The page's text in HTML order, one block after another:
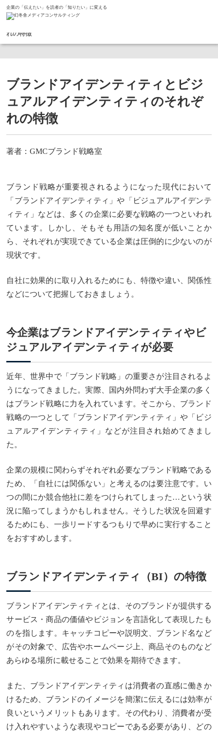
企業の「伝えたい」を読者の「知りたい」に変える
ホーム
コラム
ブランドアイデンティティとビジュアルアイデンティティのそれぞ
れの特徴
ブランドアイデンティティとビジ
ュアルアイデンティティのそれぞ
れの特徴
著者：GMCブランド戦略室
ブランド戦略が重要視されるようになった現代において
「ブランドアイデンティティ」や「ビジュアルアイデンテ
ィティ」などは、多くの企業に必要な戦略の一つといわれ
ています。しかし、そもそも用語の知名度が低いことか
ら、それぞれが実現できている企業は圧倒的に少ないのが
現状です。
自社に効果的に取り入れるためにも、特徴や違い、関係性
などについて把握しておきましょう。
今企業はブランドアイデンティティやビ
ジュアルアイデンティティが必要
近年、世界中で「ブランド戦略」の重要さが注目されるよ
うになってきました。実際、国内外問わず大手企業の多く
はブランド戦略に力を入れています。そこから、ブランド
戦略の一つとして「ブランドアイデンティティ」や「ビジ
ュアルアイデンティティ」などが注目され始めてきまし
た。
企業の規模に関わらずそれぞれ必要なブランド戦略である
ため、「自社には関係ない」と考えるのは要注意です。い
つの間にか競合他社に差をつけられてしまった…という状
況に陥ってしまうかもしれません。そうした状況を回避す
るためにも、一歩リードするつもりで早めに実行すること
をおすすめします。
ブランドアイデンティティ（BI）の特徴
ブランドアイデンティティとは、そのブランドが提供する
サービス・商品の価値やビジョンを言語化して表現したも
のを指します。キャッチコピーや説明文、ブランド名など
がその対象で、広告やホームページ上、商品そのものなど
あらゆる場所に載せることで効果を期待できます。
また、ブランドアイデンティティは消費者の直感に働きか
けるため、ブランドのイメージを簡潔に伝えるには効率が
良いというメリットもあります。その代わり、消費者が受
け入れやすいような表現やコピーである必要があり、どの